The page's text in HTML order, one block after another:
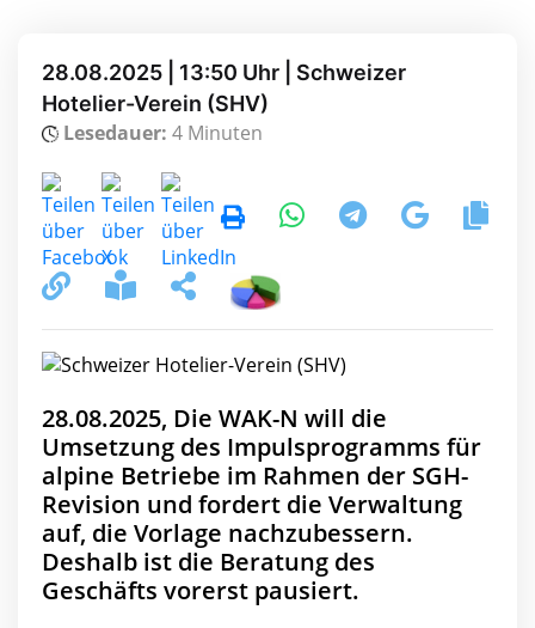
28.08.2025 | 13:50 Uhr | Schweizer
Hotelier-Verein (SHV)
Lesedauer: 4 Minuten
28.08.2025, Die WAK-N will die
Umsetzung des Impulsprogramms für
alpine Betriebe im Rahmen der SGH-
Revision und fordert die Verwaltung
auf, die Vorlage nachzubessern.
Deshalb ist die Beratung des
Geschäfts vorerst pausiert.